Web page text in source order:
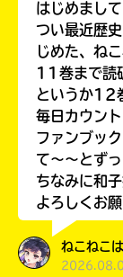
はじめまし
つい最近歴
じめた、ね
11巻まで読
というか12
毎日カウン
ファンブッ
て〜〜とず
ちなみに和
よろしくお
ねこねこ